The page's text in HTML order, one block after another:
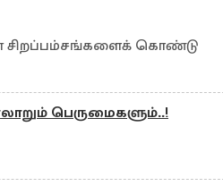
சிறப்பம்சங்களைக் கொண்டு
பெருமைகளும்..!